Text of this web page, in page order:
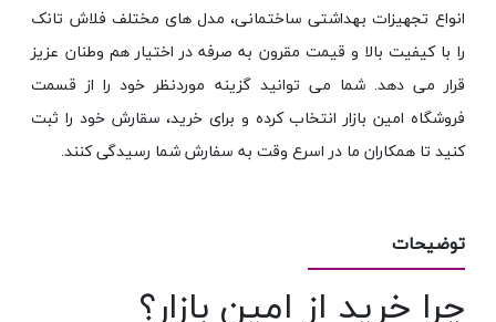
انواع تجهیزات بهداشتی ساختمانی، مدل های مختلف فلاش تانک
را با کیفیت بالا و قیمت مقرون به صرفه در اختیار هم وطنان عزیز
قرار می دهد. شما می توانید گزینه موردنظر خود را از قسمت
فروشگاه امین بازار انتخاب کرده و برای خرید، سقارش خود را ثبت
کنید تا همکاران ما در اسرع وقت به سفارش شما رسیدگی کنند.
توضیحات
چرا خرید از امین بازار؟